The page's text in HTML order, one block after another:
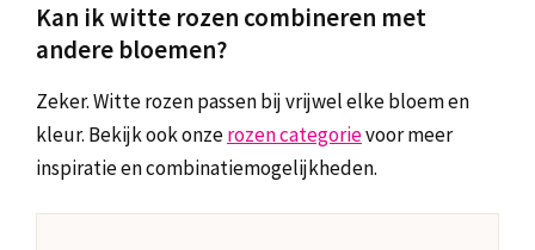
Kan ik witte rozen combineren met
andere bloemen?
Zeker. Witte rozen passen bij vrijwel elke bloem en
kleur. Bekijk ook onzerozen categorievoor meer
inspiratie en combinatiemogelijkheden.